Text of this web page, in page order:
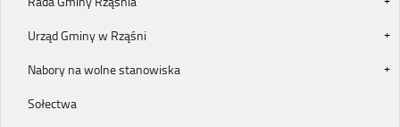
Urząd Gminy w Rząśni
Nabory na wolne stanowiska
Sołectwa